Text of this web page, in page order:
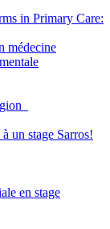
in Primary Care:
médecine
un stage Sarros!
en stage